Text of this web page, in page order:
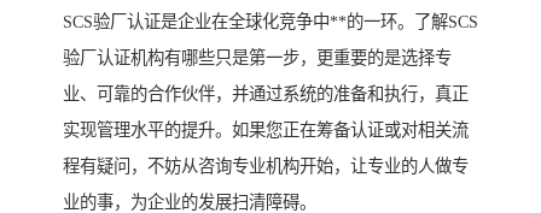
SCS验厂认证是企业在全球化竞争中**的一环。了解SCS
验厂认证机构有哪些只是第一步，更重要的是选择专
业、可靠的合作伙伴，并通过系统的准备和执行，真正
实现管理水平的提升。如果您正在筹备认证或对相关流
程有疑问，不妨从咨询专业机构开始，让专业的人做专
业的事，为企业的发展扫清障碍。